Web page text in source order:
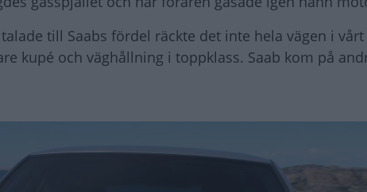
till Saabs fördel räckte det inte hela vägen i
kupé och väghållning i toppklass. Saab kom på